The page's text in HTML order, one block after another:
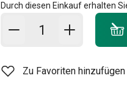
Durch diesen Einkauf erhalten
In den Warenkorb -
Zu Favoriten hinzufügen